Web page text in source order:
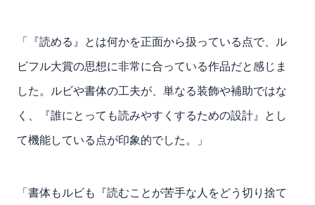
「『読める』とは何かを正面から扱っている点で、ル
ビフル大賞の思想に非常に合っている作品だと感じま
した。ルビや書体の工夫が、単なる装飾や補助ではな
く、『誰にとっても読みやすくするための設計』とし
て機能している点が印象的でした。」
「書体もルビも『読むことが苦手な人をどう切り捨て